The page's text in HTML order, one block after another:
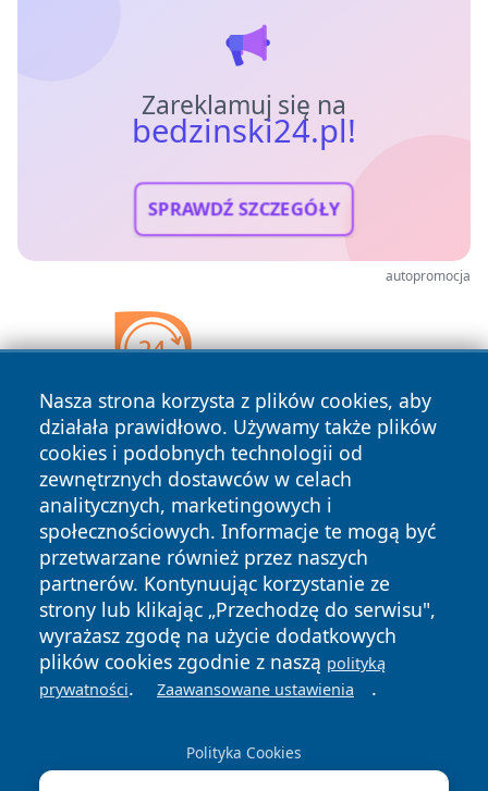
Zareklamuj się na
bedzinski24.pl!
SPRAWDŹ SZCZEGÓŁY
autopromocja
Nasza strona korzysta z plików cookies, aby
działała prawidłowo. Używamy także plików
cookies i podobnych technologii od
zewnętrznych dostawców w celach
analitycznych, marketingowych i
społecznościowych. Informacje te mogą być
przetwarzane również przez naszych
partnerów. Kontynuując korzystanie ze
strony lub klikając „Przechodzę do serwisu",
wyrażasz zgodę na użycie dodatkowych
plików cookies zgodnie z naszą polityką
prywatności. Zaawansowane ustawienia .
Polityka Cookies
Copyright © 2026 bedzinski24.pl Wszystkie prawa
zastrzeżone.
Prywatności